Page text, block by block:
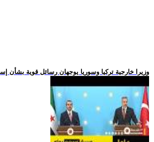
.. وزيرا خارجية تركيا وسوريا يوجهان رسائل قوية بشأن